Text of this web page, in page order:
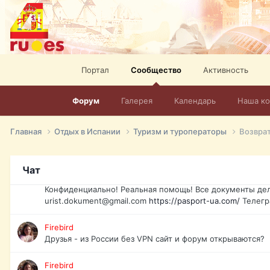
Портал Сообщество
Форум Галерея Календарь Наша
Активность
Главная Отдых в Испании Туризм и туроператоры
Чат
elevision-in-spain.html Тел: +972-526-384-339
David16
Книги
David16
Подскажите пожалуйста, как удалить свой аккаунт из
Если Вы попали в трудную ситуацию и возникла
Конфиденциально! Реальная помощь! Все документы
urist.dokument@gmail.com https://pasport-ua.com/
Firebird
Друзья - из России без VPN сайт и форум открываются?
Firebird